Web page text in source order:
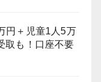
円＋児童1人5万
取も！口座不要